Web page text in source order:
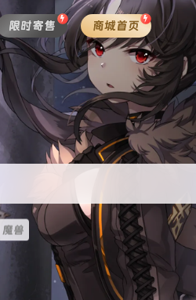
限时寄售 商城首页
魔兽